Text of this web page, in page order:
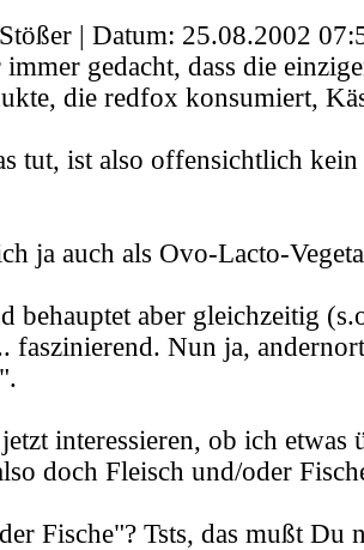
| Datum: 25.08.2002
gedacht, dass die
die redfox konsumiert,
tut, ist also offensichtlich kein
ja auch als Ovo-Lacto-
behauptet aber gleichzeitig
faszinierend. Nun ja,
interessieren, ob ich etwas
doch Fleisch und/oder
Fische"? Tsts, das mußt Du